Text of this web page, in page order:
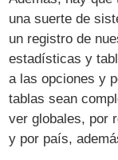
una suerte de
un registro de
estadísticas y
a las opciones y
tablas sean
ver globales, por
y por país,